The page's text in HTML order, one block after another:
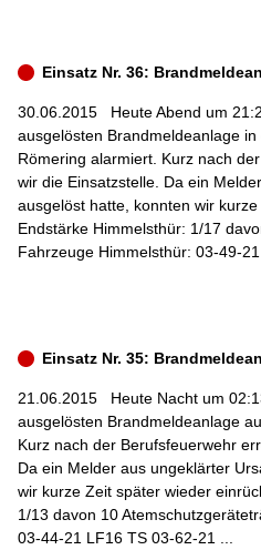
Einsatz Nr. 36:
30.06.2015 Heute Abend um
ausgelösten Brandmeldeanlage
Römering alarmiert. Kurz nach
wir die Einsatzstelle. Da ein
ausgelöst hatte, konnten wir
Endstärke Himmelsthür: 1/17
Fahrzeuge Himmelsthür: 03-49-21
Einsatz Nr. 35:
21.06.2015 Heute Nacht um
ausgelösten Brandmeldeanlage
Kurz nach der Berufsfeuerwehr
Da ein Melder aus ungeklärter
wir kurze Zeit später wieder
1/13 davon 10
03-44-21 LF16 TS 03-62-21 ...